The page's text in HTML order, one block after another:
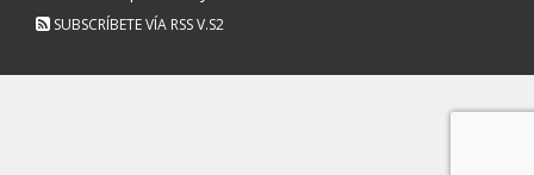
SUBSCRÍBETE VÍA RSSV.S2